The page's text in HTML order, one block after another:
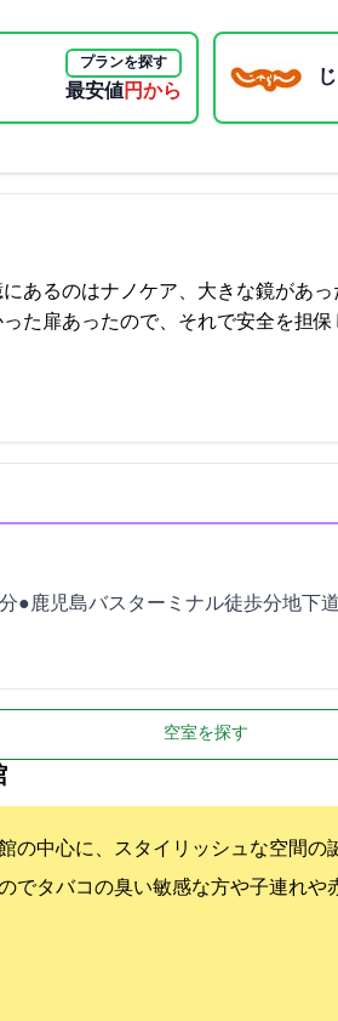
プランを探す
最安値3800円から
あるのはナノケア、大きな鏡があ
ったので、それで安全を担保しているみた
●鹿児島バスターミナル徒歩5分(地下
空室を探す
の中心に、スタイリッシュな空間の
でタバコの臭い敏感な方や子連れ